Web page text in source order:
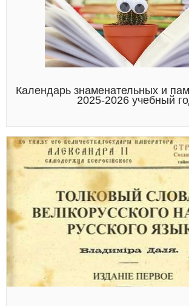
Календарь знаменательных и
2025-2026 учебный